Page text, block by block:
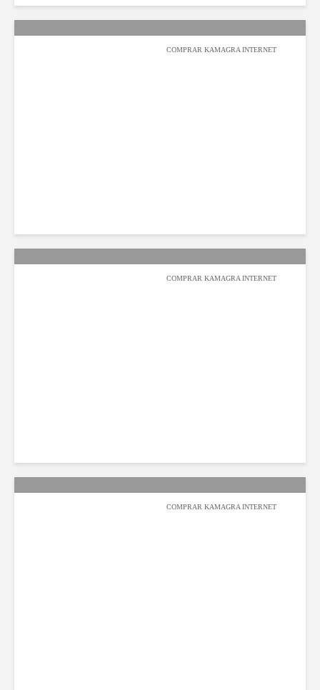
COMPRAR KAMAGRA INTERNET
COMPRAR KAMAGRA INTERNET
COMPRAR KAMAGRA INTERNET